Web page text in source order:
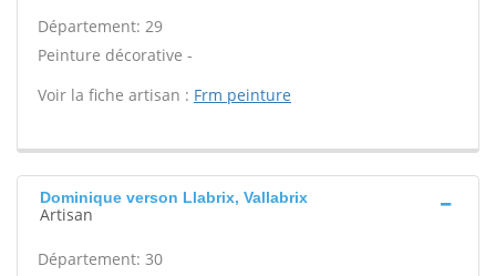
Département: 29
Peinture décorative -
Voir la fiche artisan : Frm peinture
Dominique verson Llabrix, Vallabrix
Artisan
Département: 30